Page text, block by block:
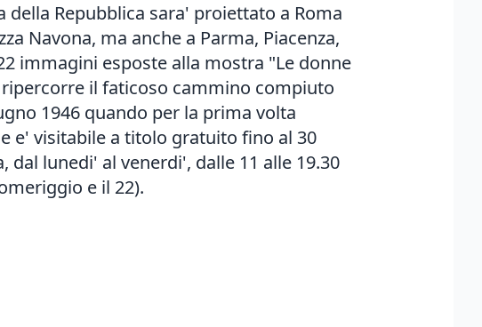
Repubblica sara' proiettato a Roma
Navona, ma anche a Parma, Piacenza,
immagini esposte alla mostra "Le donne
il faticoso cammino compiuto
1946 quando per la prima volta
e' visitabile a titolo gratuito fino al 30
dal lunedi' al venerdi', dalle 11 alle 19.30
e il 22).